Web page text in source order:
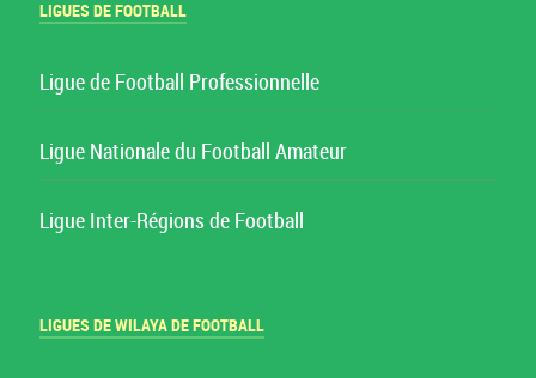
LIGUES DE FOOTBALL
Ligue de Football Professionnelle
Ligue Nationale du Football Amateur
Ligue Inter-Régions de Football
LIGUES DE WILAYA DE FOOTBALL